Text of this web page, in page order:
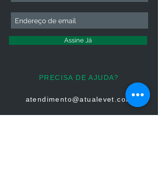
Assine Já
PRECISA DE AJUDA?
atendimento@atualevet.com